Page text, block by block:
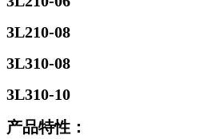
3L210-08
3L310-08
3L310-10
产品特性：